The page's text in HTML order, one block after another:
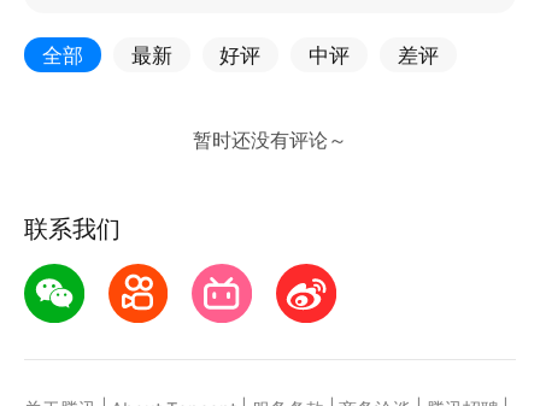
全部 最新 好评 中评 差评
联系我们